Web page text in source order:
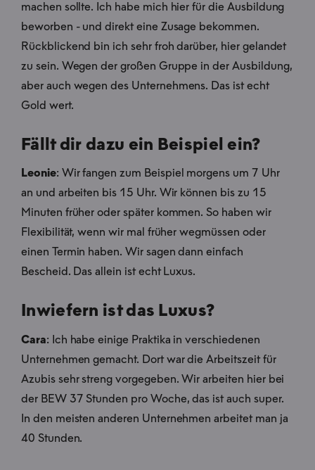
machen sollte. Ich habe mich hier für die Ausbildung
beworben - und direkt eine Zusage bekommen.
Rückblickend bin ich sehr froh darüber, hier gelandet
zu sein. Wegen der großen Gruppe in der Ausbildung,
aber auch wegen des Unternehmens. Das ist echt
Gold wert.
Fällt dir dazu ein Beispiel ein?
Leonie: Wir fangen zum Beispiel morgens um 7 Uhr
an und arbeiten bis 15 Uhr. Wir können bis zu 15
Minuten früher oder später kommen. So haben wir
Flexibilität, wenn wir mal früher wegmüssen oder
einen Termin haben. Wir sagen dann einfach
Bescheid. Das allein ist echt Luxus.
Inwiefern ist das Luxus?
Cara: Ich habe einige Praktika in verschiedenen
Unternehmen gemacht. Dort war die Arbeitszeit für
Azubis sehr streng vorgegeben. Wir arbeiten hier bei
der BEW 37 Stunden pro Woche, das ist auch super.
In den meisten anderen Unternehmen arbeitet man ja
40 Stunden.